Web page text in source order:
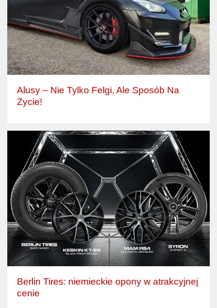
Alusy – Nie Tylko Felgi, Ale Sposób Na
Życie!
Berlin Tires: niemieckie opony w atrakcyjnej
cenie